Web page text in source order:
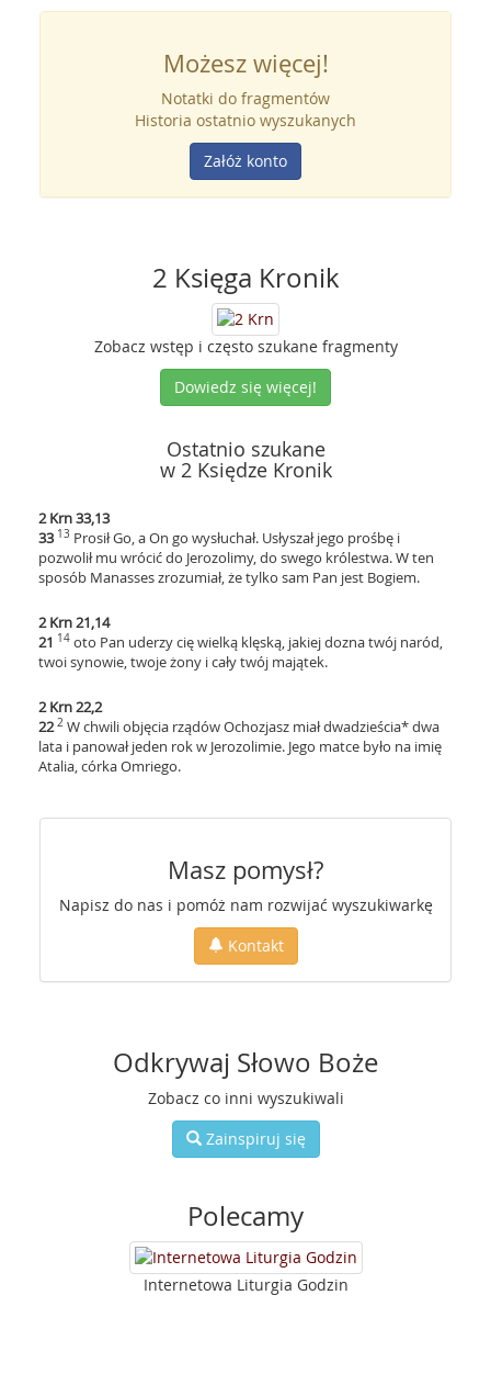
Możesz więcej!
Notatki do fragmentów
Historia ostatnio wyszukanych
Załóż konto
2 Księga Kronik
Zobacz wstęp i często szukane fragmenty
Dowiedz się więcej!
Ostatnio szukane
w 2 Księdze Kronik
2 Krn 33,13
33 13 Prosił Go, a On go wysłuchał. Usłyszał jego prośbę i
pozwolił mu wrócić do Jerozolimy, do swego królestwa. W ten
sposób Manasses zrozumiał, że tylko sam Pan jest Bogiem.
2 Krn 21,14
21 14 oto Pan uderzy cię wielką klęską, jakiej dozna twój naród,
twoi synowie, twoje żony i cały twój majątek.
2 Krn 22,2
22 2 W chwili objęcia rządów Ochozjasz miał dwadzieścia* dwa
lata i panował jeden rok w Jerozolimie. Jego matce było na imię
Atalia, córka Omriego.
Masz pomysł?
Napisz do nas i pomóż nam rozwijać wyszukiwarkę
Kontakt
Odkrywaj Słowo Boże
Zobacz co inni wyszukiwali
Zainspiruj się
Polecamy
Internetowa Liturgia Godzin